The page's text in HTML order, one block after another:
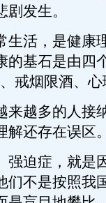
发生。
活，是健康
的基石是由四
戒烟限酒、心
越多的人接
解还存在误区
迫症，就是
们不是按照我